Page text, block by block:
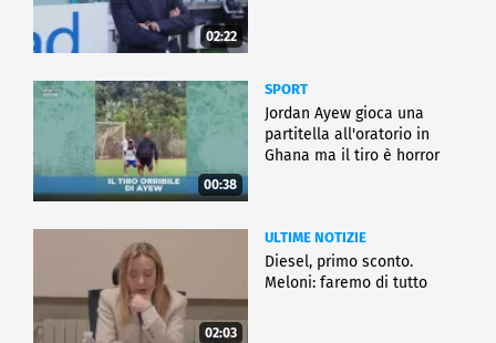
02:22
00:38
SPORT
Jordan Ayew gioca una
partitella all'oratorio in
Ghana ma il tiro è horror
02:03
ULTIME NOTIZIE
Diesel, primo sconto.
Meloni: faremo di tutto